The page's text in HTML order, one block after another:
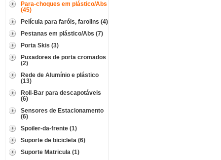
Para-choques em plástico/Abs
(45)
Película para faróis, farolins (4)
Pestanas em plástico/Abs (7)
Porta Skis (3)
Puxadores de porta cromados
(2)
Rede de Alumínio e plástico
(13)
Roll-Bar para descapotáveis
(6)
Sensores de Estacionamento
(6)
Spoiler-da-frente (1)
Suporte de bicicleta (6)
Suporte Matricula (1)